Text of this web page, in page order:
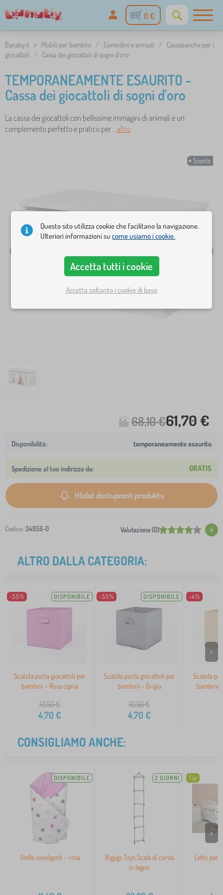
0 €
Banaby.it » Mobili per bambini / Comodini e armadi /
Cassapanche per i
giocattoli
/ Cassa dei giocattoli di sogni d'oro
TEMPORANEAMENTE ESAURITO -
Cassa dei giocattoli di sogni d'oro
La cassa dei giocattoli con bellissime immagini di animali è un
complemento perfetto e pratico per .. altro
Sconto
68,10 €61,70 €
temporaneamente esaurito
Spedizione al tuo indirizzo da: GRATIS
Hlídat dostupnost produktu
Codice: 34856-0 Valutazione (0) 4
ALTRO DALLA CATEGORIA:
-55% DISPONIBILE
Scatola porta giocattoli per
bambini - Rosa cipria
10,50€
4,70 €
-55% DISPONIBILE
Scatola porta giocattoli per
bambini - Grigia
10,50€
4,70 €
-4%
Scatola
bambini
>
CONSIGLIAMO ANCHE:
DISPONIBILE
Stelle avvolgenti - rosa
2 GIORNI
Bigjigs Toys Scala di corda
in legno
Tip
Letto per
>
Questo sito utilizza cookie che facilitano la navigazione.
Ulteriori informazioni sucome usiamo i cookie.
Accetta tutti i cookie
Accetta soltanto i cookie di base